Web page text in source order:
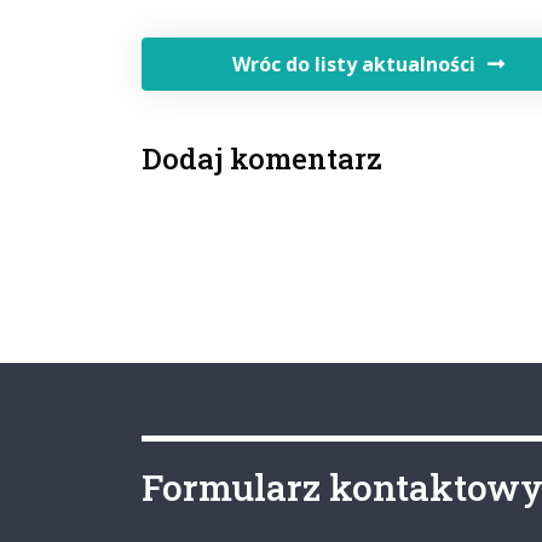
Wróc do listy aktualności
Dodaj komentarz
Formularz kontaktowy